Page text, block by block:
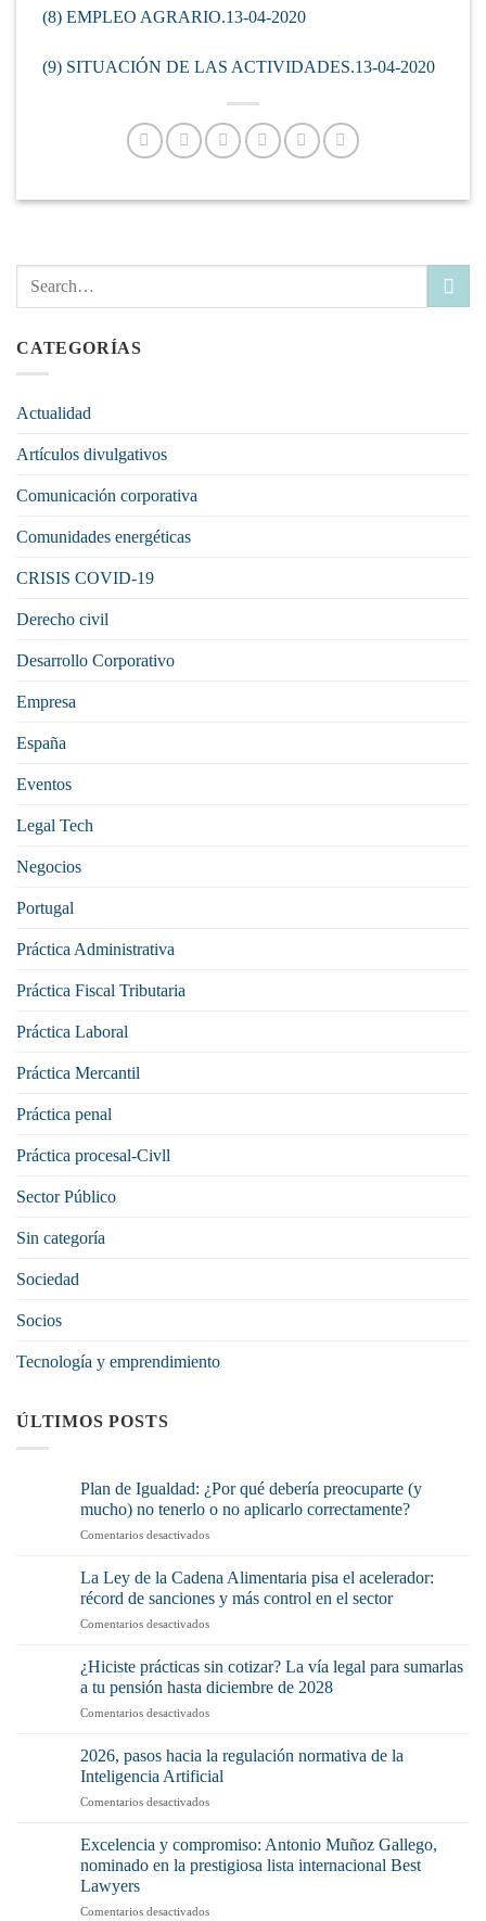
(8) EMPLEO AGRARIO.13-04-2020
(9) SITUACIÓN DE LAS ACTIVIDADES.13-04-2020
CATEGORÍAS
Actualidad
Artículos divulgativos
Comunicación corporativa
Comunidades energéticas
CRISIS COVID-19
Derecho civil
Desarrollo Corporativo
Empresa
España
Eventos
Legal Tech
Negocios
Portugal
Práctica Administrativa
Práctica Fiscal Tributaria
Práctica Laboral
Práctica Mercantil
Práctica penal
Práctica procesal-Civll
Sector Público
Sin categoría
Sociedad
Socios
Tecnología y emprendimiento
ÚLTIMOS POSTS
Plan de Igualdad: ¿Por qué debería preocuparte (y
mucho) no tenerlo o no aplicarlo correctamente?
Comentarios desactivadosen
Igualdad:
¿Por
qué
preocuparte
(y
no
o
no
correctamente?
La Ley de la Cadena Alimentaria pisa el acelerador:
récord de sanciones y más control en el sector
Comentarios desactivadosen
Ley
la
Cadena
pisa
el
récord
sanciones
y
en
¿Hiciste prácticas sin cotizar? La vía legal para sumarlas
a tu pensión hasta diciembre de 2028
Comentarios desactivadosen
prácticas
cotizar?
La
legal
para
sumarlas
tu
2026, pasos hacia la regulación normativa de la
Inteligencia Artificial
Comentarios desactivadosen
la
normativa
Excelencia y compromiso: Antonio Muñoz Gallego,
nominado en la prestigiosa lista internacional Best
Lawyers
Comentarios desactivadosen